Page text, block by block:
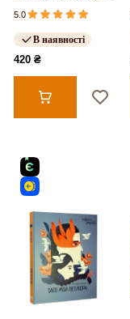
камінь
5.0
В наявності
420 ₴